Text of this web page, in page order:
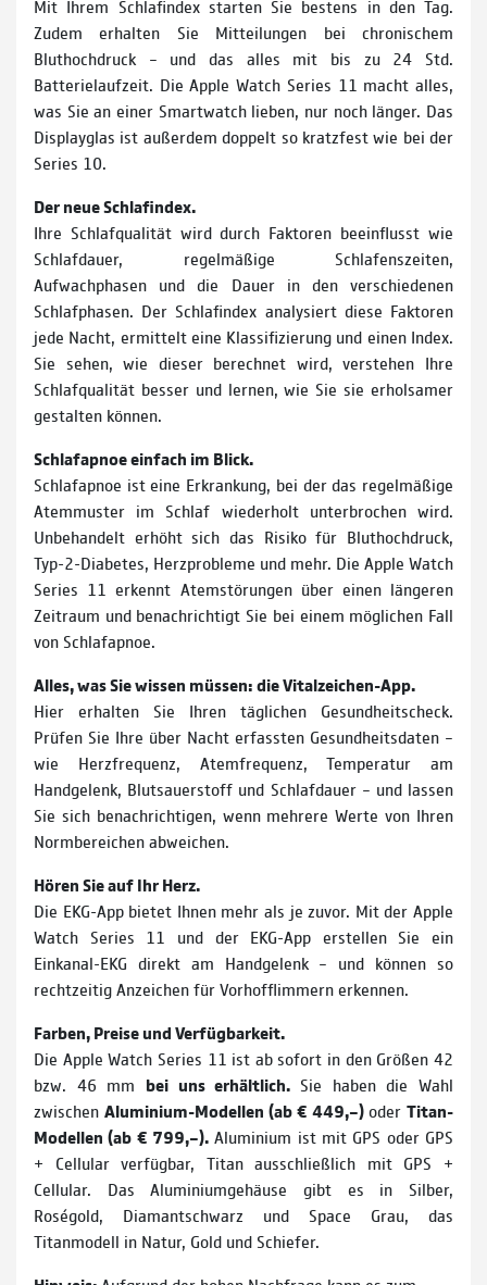
Mit Ihrem Schlafindex starten Sie bestens in den Tag.
Zudem erhalten Sie Mitteilungen bei chronischem
Bluthochdruck – und das alles mit bis zu 24 Std.
Batterielaufzeit. Die Apple Watch Series 11 macht alles,
was Sie an einer Smartwatch lieben, nur noch länger. Das
Displayglas ist außerdem doppelt so kratzfest wie bei der
Series 10.
Der neue Schlafindex.
Ihre Schlafqualität wird durch Faktoren beeinflusst wie
Schlafdauer, regelmäßige Schlafenszeiten,
Aufwachphasen und die Dauer in den verschiedenen
Schlafphasen. Der Schlafindex analysiert diese Faktoren
jede Nacht, ermittelt eine Klassifizierung und einen Index.
Sie sehen, wie dieser berechnet wird, verstehen Ihre
Schlafqualität besser und lernen, wie Sie sie erholsamer
gestalten können.
Schlafapnoe einfach im Blick.
Schlafapnoe ist eine Erkrankung, bei der das regelmäßige
Atemmuster im Schlaf wiederholt unterbrochen wird.
Unbehandelt erhöht sich das Risiko für Bluthochdruck,
Typ-2-Diabetes, Herzprobleme und mehr. Die Apple Watch
Series 11 erkennt Atemstörungen über einen längeren
Zeitraum und benachrichtigt Sie bei einem möglichen Fall
von Schlafapnoe.
Alles, was Sie wissen müssen: die Vitalzeichen-App.
Hier erhalten Sie Ihren täglichen Gesundheitscheck.
Prüfen Sie Ihre über Nacht erfassten Gesundheitsdaten –
wie Herzfrequenz, Atemfrequenz, Temperatur am
Handgelenk, Blutsauerstoff und Schlafdauer – und lassen
Sie sich benachrichtigen, wenn mehrere Werte von Ihren
Normbereichen abweichen.
Hören Sie auf Ihr Herz.
Die EKG-App bietet Ihnen mehr als je zuvor. Mit der Apple
Watch Series 11 und der EKG-App erstellen Sie ein
Einkanal-EKG direkt am Handgelenk – und können so
rechtzeitig Anzeichen für Vorhofflimmern erkennen.
Farben, Preise und Verfügbarkeit.
Die Apple Watch Series 11 ist ab sofort in den Größen 42
bzw. 46 mm bei uns erhältlich. Sie haben die Wahl
zwischen Aluminium-Modellen (ab € 449,–)oder Titan-
Modellen (ab € 799,–). Aluminium ist mit GPS oder GPS
+ Cellular verfügbar, Titan ausschließlich mit GPS +
Cellular. Das Aluminiumgehäuse gibt es in Silber,
Roségold, Diamantschwarz und Space Grau, das
Titanmodell in Natur, Gold und Schiefer.